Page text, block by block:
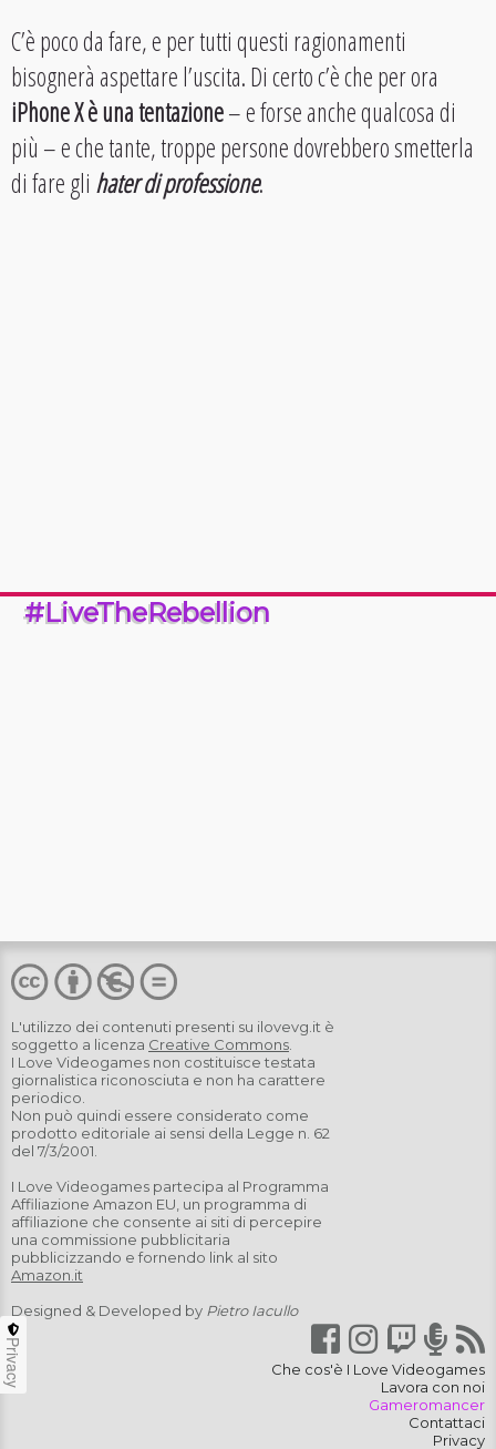
C’è poco da fare, e per tutti questi ragionamenti
bisognerà aspettare l’uscita. Di certo c’è che per ora
iPhone X è una tentazione– e forse anche qualcosa di
più – e che tante, troppe persone dovrebbero smetterla
di fare gli hater di professione.
#LiveTheRebellion
L'utilizzo dei contenuti presenti su ilovevg.it è
soggetto a licenza Creative Commons.
I Love Videogames non costituisce testata
giornalistica riconosciuta e non ha carattere
periodico.
Non può quindi essere considerato come
prodotto editoriale ai sensi della Legge n. 62
del 7/3/2001.
I Love Videogames partecipa al Programma
Affiliazione Amazon EU, un programma di
affiliazione che consente ai siti di percepire
una commissione pubblicitaria
pubblicizzando e fornendo link al sito
Amazon.it
Designed & Developed by Pietro Iacullo
Che cos'è I Love Videogames
Lavora con noi
Gameromancer
Contattaci
Privacy
Privacy